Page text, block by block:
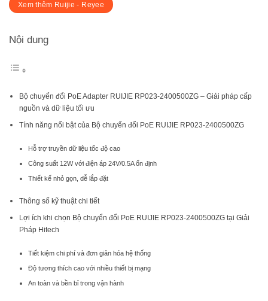
Xem thêm Ruijie - Reyee
Nội dung
Bộ chuyển đổi PoE Adapter RUIJIE RP023-2400500ZG – Giải pháp cấp
nguồn và dữ liệu tối ưu
Tính năng nổi bật của Bộ chuyển đổi PoE RUIJIE RP023-2400500ZG
Hỗ trợ truyền dữ liệu tốc độ cao
Công suất 12W với điện áp 24V/0.5A ổn định
Thiết kế nhỏ gọn, dễ lắp đặt
Thông số kỹ thuật chi tiết
Lợi ích khi chọn Bộ chuyển đổi PoE RUIJIE RP023-2400500ZG tại Giải
Pháp Hitech
Tiết kiệm chi phí và đơn giản hóa hệ thống
Độ tương thích cao với nhiều thiết bị mạng
An toàn và bền bỉ trong vận hành